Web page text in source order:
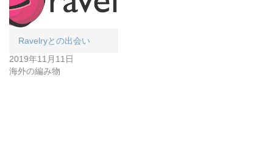
Ravelryとの出会い
2019年11月11日
海外の編み物